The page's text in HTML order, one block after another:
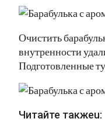
Очистить
внутренности
Подготовленные
Читайте такжеu: